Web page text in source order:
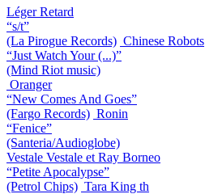
Léger Retard
“s/t”
(La Pirogue Records) Chinese Robots
“Just Watch Your (...)”
(Mind Riot music)
Oranger
“New Comes And Goes”
(Fargo Records) Ronin
“Fenice”
(Santeria/Audioglobe)
Vestale Vestale et Ray Borneo
“Petite Apocalypse”
(Petrol Chips) Tara King th